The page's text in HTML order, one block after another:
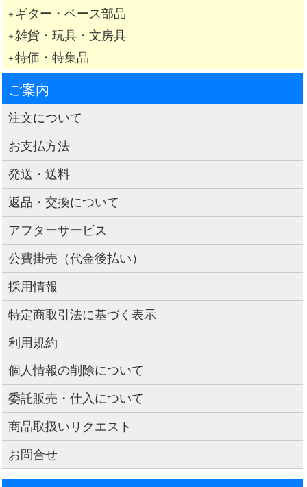
＋ ギター・ベース部品
＋ 雑貨・玩具・文房具
＋ 特価・特集品
ご案内
注文について
お支払方法
発送・送料
返品・交換について
アフターサービス
公費掛売（代金後払い）
採用情報
特定商取引法に基づく表示
利用規約
個人情報の削除について
委託販売・仕入について
商品取扱いリクエスト
お問合せ